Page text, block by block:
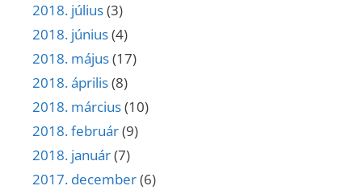
2018. július(3)
2018. június(4)
2018. május(17)
2018. április(8)
2018. március(10)
2018. február(9)
2018. január(7)
2017. december(6)